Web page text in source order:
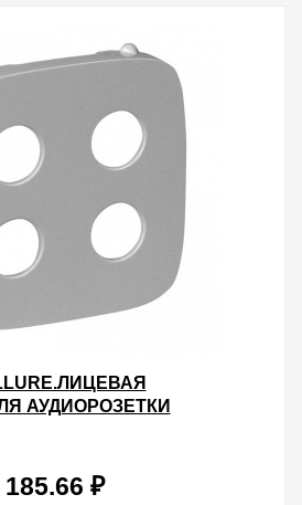
АУДИОРОЗЕТКИ
185.66 ₽